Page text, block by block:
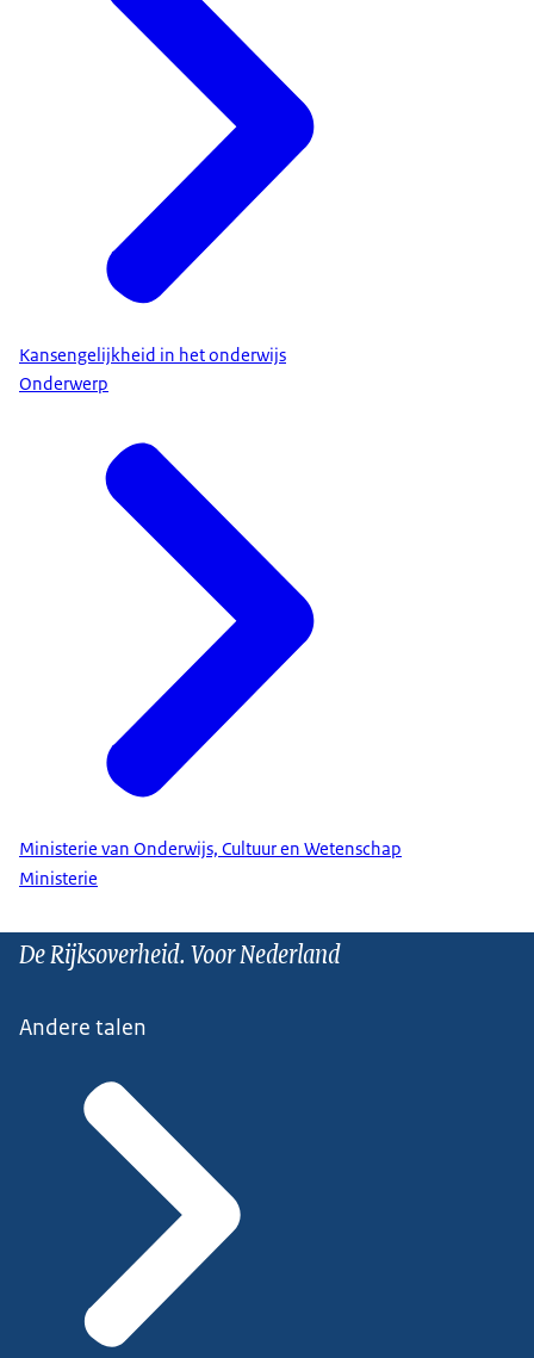
Kansengelijkheid in het onderwijs
Onderwerp
Ministerie van Onderwijs, Cultuur en Wetenschap
Ministerie
De Rijksoverheid. Voor Nederland
Andere talen